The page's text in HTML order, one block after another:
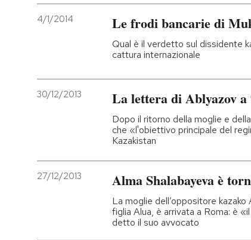
4/1/2014 Le frodi bancarie di
Qual è il verdetto sul dissidente
cattura internazionale
30/12/2013 La lettera di Ablyazov a
Dopo il ritorno della moglie e
che «l'obiettivo principale del
Kazakistan
27/12/2013 Alma Shalabayeva è
La moglie dell’oppositore
figlia Alua, è arrivata a Roma: è
detto il suo avvocato